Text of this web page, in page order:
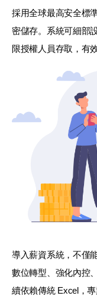
採用全球最高安全標
密儲存。系統可細部
限授權人員存取，有
導入薪資系統，不僅
數位轉型、強化內控
續依賴傳統 Excel，